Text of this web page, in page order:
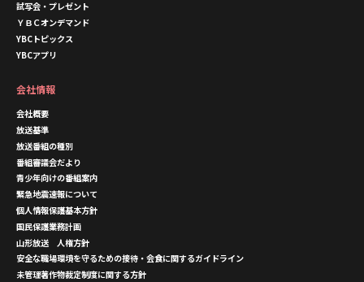
試写会・プレゼント
ＹＢＣオンデマンド
YBCトピックス
YBCアプリ
会社情報
会社概要
放送基準
放送番組の種別
番組審議会だより
青少年向けの番組案内
緊急地震速報について
個人情報保護基本方針
国民保護業務計画
山形放送 人権方針
安全な職場環境を守るための接待・会食に関するガイドライン
未管理著作物裁定制度に関する方針